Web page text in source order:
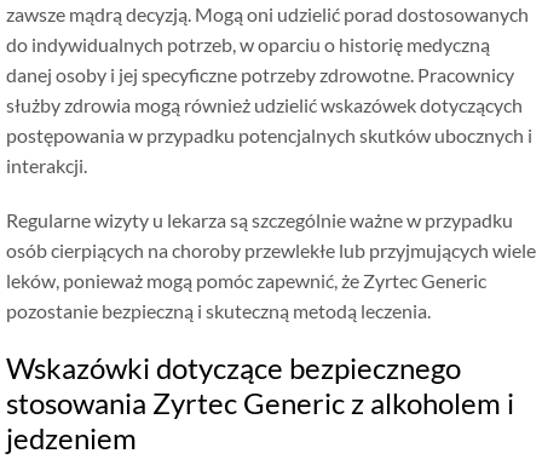
zawsze mądrą decyzją. Mogą oni udzielić porad dostosowanych
do indywidualnych potrzeb, w oparciu o historię medyczną
danej osoby i jej specyficzne potrzeby zdrowotne. Pracownicy
służby zdrowia mogą również udzielić wskazówek dotyczących
postępowania w przypadku potencjalnych skutków ubocznych i
interakcji.
Regularne wizyty u lekarza są szczególnie ważne w przypadku
osób cierpiących na choroby przewlekłe lub przyjmujących wiele
leków, ponieważ mogą pomóc zapewnić, że Zyrtec Generic
pozostanie bezpieczną i skuteczną metodą leczenia.
Wskazówki dotyczące bezpiecznego
stosowania Zyrtec Generic z alkoholem i
jedzeniem